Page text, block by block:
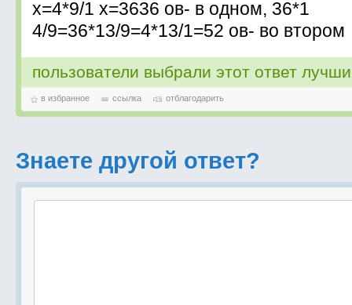
х=4*9/1 х=3636 ов- в одном, 36*1
4/9=36*13/9=4*13/1=52 ов- во втором
пользователи выбрали этот ответ
в избранное ссылка отблагодарить
Знаете другой ответ?